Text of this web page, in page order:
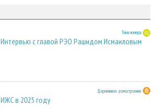
Тема номера
Интервью с главой РЭО Рашидом Исмаиловым
Деревянное домостроение
ИЖС в 2025 году